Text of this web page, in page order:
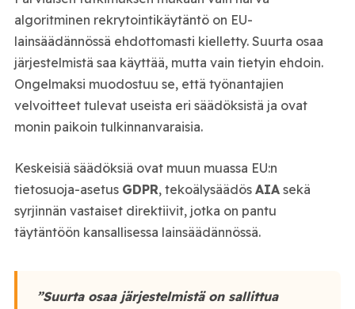
algoritminen rekrytointikäytäntö on EU-
lainsäädännössä ehdottomasti kielletty. Suurta osaa
järjestelmistä saa käyttää, mutta vain tietyin ehdoin.
Ongelmaksi muodostuu se, että työnantajien
velvoitteet tulevat useista eri säädöksistä ja ovat
monin paikoin tulkinnanvaraisia.
Keskeisiä säädöksiä ovat muun muassa EU:n
tietosuoja-asetus GDPR, tekoälysäädös AIAsekä
syrjinnän vastaiset direktiivit, jotka on pantu
täytäntöön kansallisessa lainsäädännössä.
”Suurta osaa järjestelmistä on sallittua